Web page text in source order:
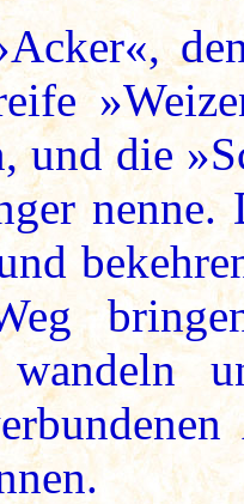
und die
nenne.
wandeln